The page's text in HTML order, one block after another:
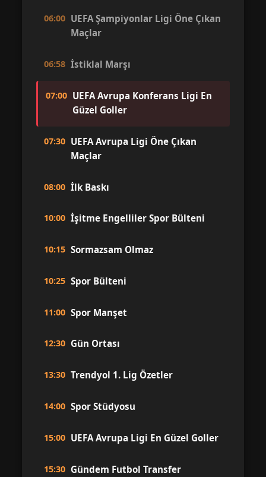
06:00 UEFA Şampiyonlar Ligi Öne Çıkan
Maçlar
06:58 İstiklal Marşı
07:00 UEFA Avrupa Konferans Ligi En
Güzel Goller
07:30 UEFA Avrupa Ligi Öne Çıkan
Maçlar
08:00 İlk Baskı
10:00 İşitme Engelliler Spor Bülteni
10:15 Sormazsam Olmaz
10:25 Spor Bülteni
11:00 Spor Manşet
12:30 Gün Ortası
13:30 Trendyol 1. Lig Özetler
14:00 Spor Stüdyosu
15:00 UEFA Avrupa Ligi En Güzel Goller
15:30 Gündem Futbol Transfer